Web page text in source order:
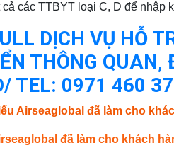
các TTBYT loại C, D để
DỊCH VỤ HỖ
THÔNG
TEL: 0971 460
Airseaglobal đã làm cho
đã làm cho khách